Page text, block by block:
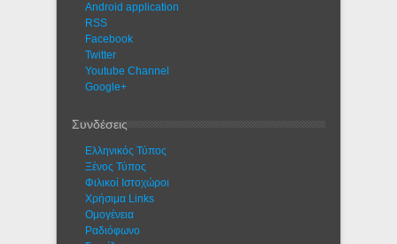
Android application
RSS
Facebook
Twitter
Youtube Channel
Google+
Συνδέσεις
Ελληνικός Τύπος
Ξένος Τύπος
Φιλικοί Ιστοχώροι
Χρήσιμα Links
Ομογένεια
Ραδιόφωνο